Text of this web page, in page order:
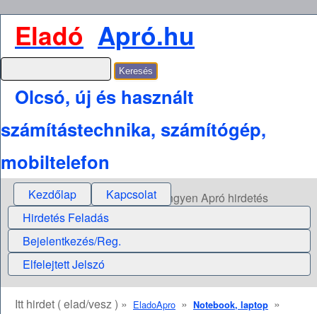
Eladó Apró.hu
Olcsó, új és használt
számítástechnika, számítógép,
mobiltelefon
Kezdőlap Kapcsolat
Ingyen Apró hirdetés
Hirdetés Feladás
Bejelentkezés/Reg.
Elfelejtett Jelszó
Itt hirdet ( elad/vesz ) » EladoApro » Notebook, laptop »